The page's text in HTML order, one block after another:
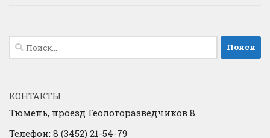
Найти:
КОНТАКТЫ
Тюмень, проезд Геологоразведчиков 8
Телефон: 8 (3452) 21-54-79